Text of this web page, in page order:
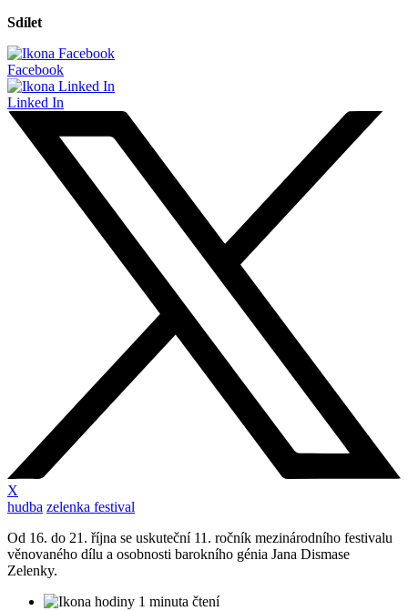
Sdílet
Facebook
Linked In
X
hudba zelenka festival
Od 16. do 21. října se uskuteční 11. ročník mezinárodního festivalu
věnovaného dílu a osobnosti barokního génia Jana Dismase
Zelenky.
1 minuta čtení